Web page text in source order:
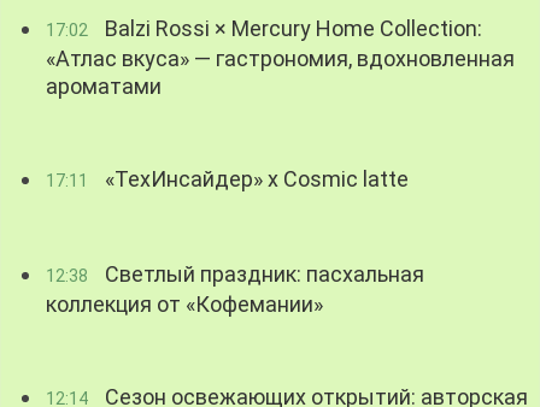
17:02
Balzi Rossi × Mercury Home Collection:
«Атлас вкуса» — гастрономия, вдохновленная
ароматами
17:11 «ТехИнсайдер» х Cosmic latte
12:38
Светлый праздник: пасхальная
коллекция от «Кофемании»
12:14
Сезон освежающих открытий: авторская